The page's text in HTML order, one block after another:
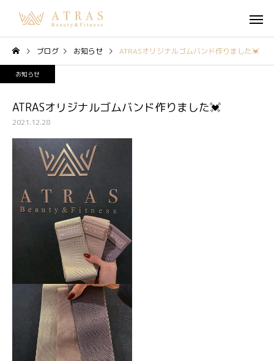
ブログ お知らせ ATRASオリジナルゴムバンド作りました💓
お知らせ
ATRASオリジナルゴムバンド作りました💓
2021.12.28